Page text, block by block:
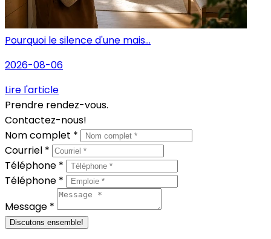
Pourquoi le silence d'une mais...
2026-08-06
Lire l'article
Prendre rendez-vous.
Contactez-nous!
Nom complet *
Courriel *
Téléphone *
Téléphone *
Message *
Discutons ensemble!